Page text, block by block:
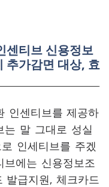
센티브 신용정보
추가감면 대상, 효
인센티브를 제공하
는 말 그대로 성실
인세티브를 주겠
에는 신용정보조
발급지원, 체크카드